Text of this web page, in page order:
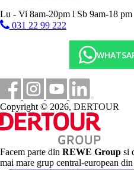
Lu - Vi 8am-20pm l Sb 9am-18 pm
031 22 99 222
Copyright © 2026, DERTOUR
Facem parte din REWE Group si
mai mare grup central-european